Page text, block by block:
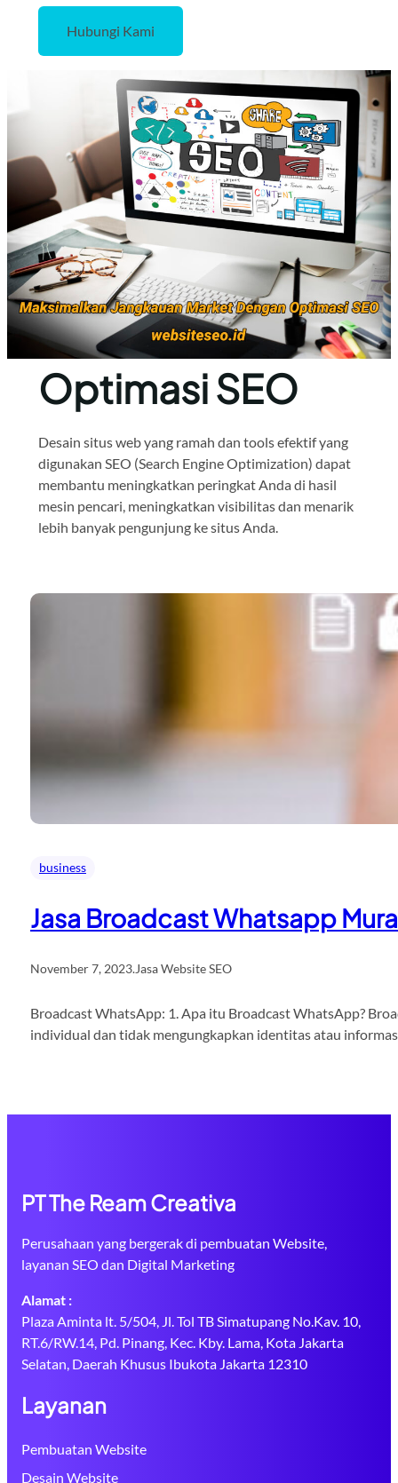
Hubungi Kami
Optimasi SEO
Desain situs web yang ramah dan tools efektif yang
digunakan SEO (Search Engine Optimization) dapat
membantu meningkatkan peringkat Anda di hasil
mesin pencari, meningkatkan visibilitas dan menarik
lebih banyak pengunjung ke situs Anda.
business
Jasa Broadcast Whatsapp
November 7, 2023.Jasa Website SEO
Broadcast WhatsApp: 1. Apa itu Broadcast WhatsApp?
individual dan tidak mengungkapkan identitas atau
PT The Ream Creativa
Perusahaan yang bergerak di pembuatan Website,
layanan SEO dan Digital Marketing
Alamat :
Plaza Aminta lt. 5/504, Jl. Tol TB Simatupang No.Kav. 10,
RT.6/RW.14, Pd. Pinang, Kec. Kby. Lama, Kota Jakarta
Selatan, Daerah Khusus Ibukota Jakarta 12310
Layanan
Pembuatan Website
Desain Website